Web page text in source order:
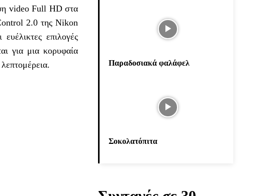
video Full HD στα
2.0 της Nikon
επιλογές
για μια κορυφαία
Παραδοσιακά φαλάφελ
Σοκολατόπιτα